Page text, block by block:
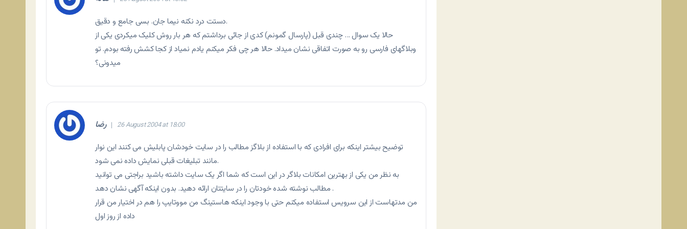
دستت درد نکنه نیما جان. بسی جامع و دقیق.
حالا یک سوال … چندی قبل (پارسال گمونم) کدی از جائی برداشتم که هر بار روش کلیک میکردی یکی از
وبلاگهای فارسی رو به صورت اتفاقی نشان میداد. حالا هر چی فکر میکنم یادم نمیاد از کجا کشش رفته بودم. تو
میدونی؟
رضا 26 August 2004 at 18:00
توضیح بیشتر اینکه برای افرادی که با استفاده از بلاگز مطالب را در سایت خودشان پابلیش می کنند این نوار
مانند تبلیغات قبلی نمایش داده نمی شود.
به نظر من یکی از بهترین امکانات بلاگر در این است که شما اگر یک سایت داشته باشید براجتی می توانید
مطالب نوشته شده خودتان را در سایتتان ارائه دهید. بدون اینکه آگهی نشان دهد .
من مدتهاست از این سرویس استفاده میکنم حتی با وجود اینکه هاستینگ من مووتایپ را هم در اختیار من قرار
داده از روز اول